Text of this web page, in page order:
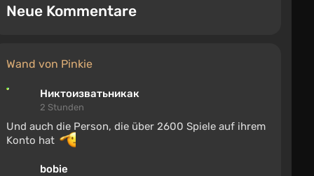
Neue Kommentare
Wand von Pinkie
Никтоизватьникак
2 Stunden
Und auch die Person, die über 2600 Spiele auf ihrem
Konto hat
bobie